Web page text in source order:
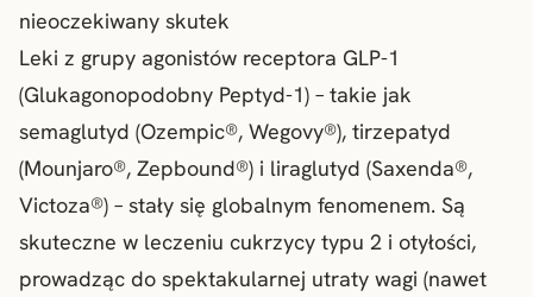
nieoczekiwany skutek
Leki z grupy agonistów receptora GLP-1
(Glukagonopodobny Peptyd-1) – takie jak
semaglutyd (Ozempic®, Wegovy®), tirzepatyd
(Mounjaro®, Zepbound®) i liraglutyd (Saxenda®,
Victoza®) – stały się globalnym fenomenem. Są
skuteczne w leczeniu cukrzycy typu 2 i otyłości,
prowadząc do spektakularnej utraty wagi (nawet